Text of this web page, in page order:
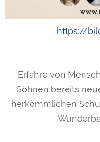
https://
Erfahre von
Söhnen bereits
herkömmlichen